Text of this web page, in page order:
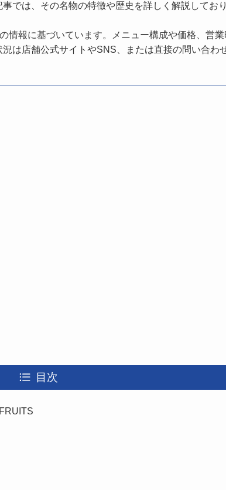
では、その名物の特徴や歴史を詳しく解説しており
情報に基づいています。メニュー構成や価格、営
は店舗公式サイトやSNS、または直接の問い合わ
目次